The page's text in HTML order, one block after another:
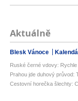
Aktuálně
Blesk Vánoce
Ruské černé vdovy:
Prahou jde duhový průvod:
Cestovní horečka šlechty: